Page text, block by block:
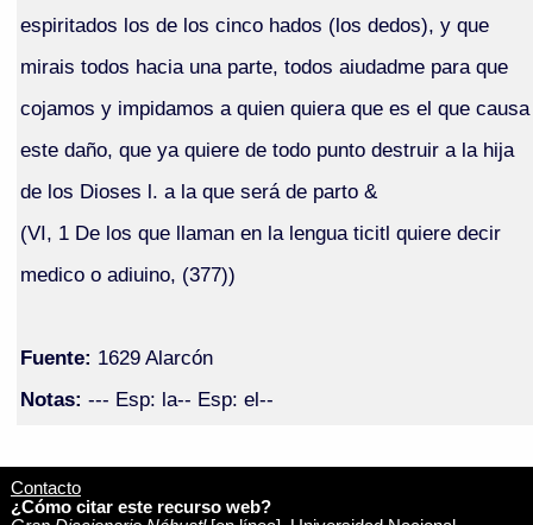
espiritados los de los cinco hados (los dedos), y que
mirais todos hacia una parte, todos aiudadme para que
cojamos y impidamos a quien quiera que es el que causa
este daño, que ya quiere de todo punto destruir a la hija
de los Dioses l. a la que será de parto &
(VI, 1 De los que llaman en la lengua ticitl quiere decir
medico o adiuino, (377))
Fuente: 1629 Alarcón
Notas: --- Esp: la-- Esp: el--
Contacto
¿Cómo citar este recurso web?